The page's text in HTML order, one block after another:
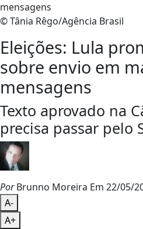
© Tânia Rêgo/Agência Brasil
Eleições: Lula
sobre envio em
mensagens
Texto aprovado na
precisa passar pelo
PorBrunno Moreira Em 22/05/
A-
A+